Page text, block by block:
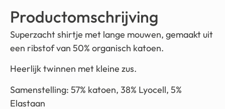
Productomschrijving
Superzacht shirtje met lange mouwen, gemaakt uit
een ribstof van 50% organisch katoen.
Heerlijk twinnen met kleine zus.
Samenstelling: 57% katoen, 38% Lyocell, 5%
Elastaan